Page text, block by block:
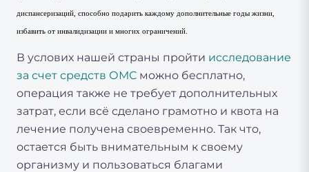
диспансеризаций, способно подарить каждому дополнительные годы жизни,
избавить от инвалидизации и многих ограничений.
В услових нашей страны пройти исследование
за счет средств ОМС можно бесплатно,
операция также не требует дополнительных
затрат, если всё сделано грамотно и квота на
лечение получена своевременно. Так что,
остается быть внимательным к своему
организму и пользоваться благами